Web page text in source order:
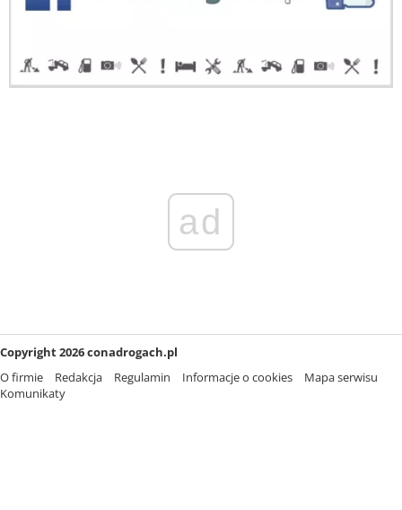
ad
Copyright 2026 conadrogach.pl
O firmie
Redakcja Regulamin Informacje o cookies
Mapa serwisu
Komunikaty